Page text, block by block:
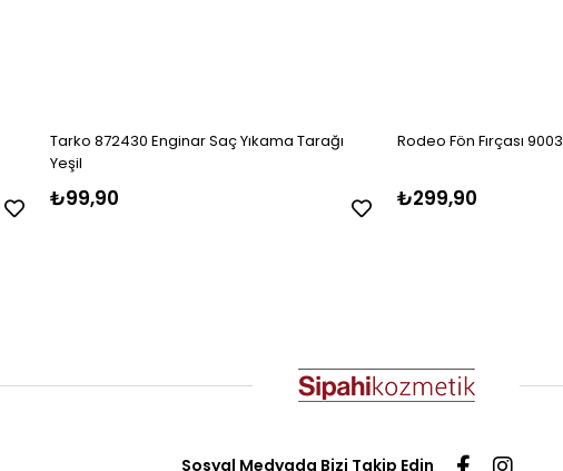
Tarko 872430 Enginar Saç Yıkama Tarağı
Yeşil
₺99,90
Rodeo Fön Fırçası 9003
₺299,90
Sosyal Medyada Bizi Takip Edin